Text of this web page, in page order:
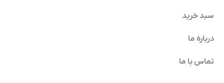
سبد خرید
درباره ما
تماس با ما